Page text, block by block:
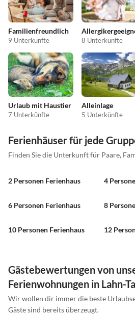
Familienfreundlich
9 Unterkünfte 8 Unterkünfte
Urlaub mit Haustier
7 Unterkünfte
Alleinlage
5 Unterkünfte
Ferienhäuser für jede
Finden Sie die Unterkunft für Paare,
2 Personen Ferienhaus 4
6 Personen Ferienhaus 8
10 Personen Ferienhaus 12
Gästebewertungen von
Ferienwohnungen in Lahn-
Wir wollen dir immer die beste
Gäste sind bereits überzeugt.